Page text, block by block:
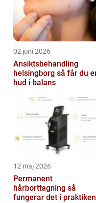
02 juni 2026
Ansiktsbehandling
helsingborg så får du en
hud i balans
12 maj 2026
Permanent
hårborttagning så
fungerar det i praktiken